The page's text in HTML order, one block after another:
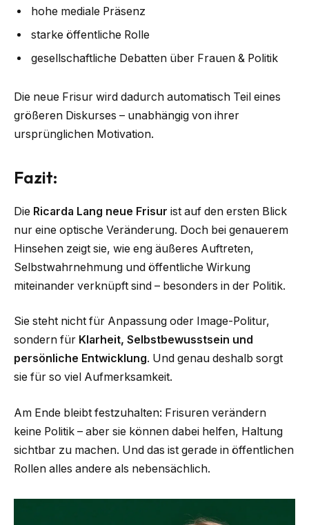
hohe mediale Präsenz
starke öffentliche Rolle
gesellschaftliche Debatten über Frauen & Politik
Die neue Frisur wird dadurch automatisch Teil eines
größeren Diskurses – unabhängig von ihrer
ursprünglichen Motivation.
Fazit:
Die Ricarda Lang neue Frisur ist auf den ersten Blick
nur eine optische Veränderung. Doch bei genauerem
Hinsehen zeigt sie, wie eng äußeres Auftreten,
Selbstwahrnehmung und öffentliche Wirkung
miteinander verknüpft sind – besonders in der Politik.
Sie steht nicht für Anpassung oder Image-Politur,
sondern für Klarheit, Selbstbewusstsein und
persönliche Entwicklung. Und genau deshalb sorgt
sie für so viel Aufmerksamkeit.
Am Ende bleibt festzuhalten: Frisuren verändern
keine Politik – aber sie können dabei helfen, Haltung
sichtbar zu machen. Und das ist gerade in öffentlichen
Rollen alles andere als nebensächlich.